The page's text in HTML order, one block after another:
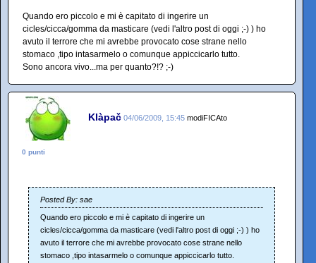
Quando ero piccolo e mi è capitato di ingerire un
cicles/cicca/gomma da masticare (vedi l'altro post di oggi ;-) ) ho
avuto il terrore che mi avrebbe provocato cose strane nello
stomaco ,tipo intasarmelo o comunque appiccicarlo tutto.
Sono ancora vivo...ma per quanto?!? ;-)
Klàpač 04/06/2009, 15:45 modiFICAto
0 punti
Posted By: sae
Quando ero piccolo e mi è capitato di ingerire un
cicles/cicca/gomma da masticare (vedi l'altro post di oggi ;-) ) ho
avuto il terrore che mi avrebbe provocato cose strane nello
stomaco ,tipo intasarmelo o comunque appiccicarlo tutto.